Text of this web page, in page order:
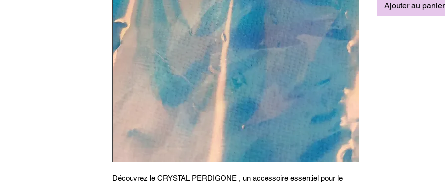
Découvrez le CRYSTAL PERDIGONE , un accessoire essentiel pour le
Ajouter au panier